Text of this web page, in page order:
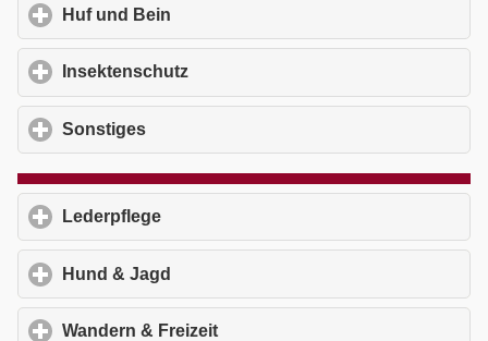
Huf und Bein
Insektenschutz
Sonstiges
Lederpflege
Hund & Jagd
Wandern & Freizeit